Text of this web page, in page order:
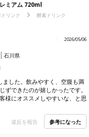
ミアム 720ml
リンク
酵素ドリンク
2026/05/06
石川県
した。飲みやすく、空腹も満
ずできたのが嬉しかったです。
様にオススメしやすいな、と思
違反を報告 参考になった